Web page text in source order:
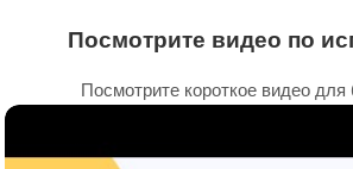
Посмотрите видео по
Посмотрите короткое видео для